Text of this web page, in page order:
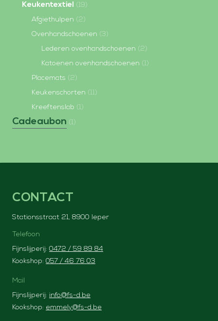
Keukentextiel
(19)
Afgiethulpen (2)
Ovenhandschoenen (3)
Lederen ovenhandschoenen (2)
Katoenen ovenhandschoenen (1)
Placemats (2)
Keukenschorten (11)
Kreeftenslab (1)
Cadeaubon (1)
CONTACT
Stationsstraat 21, 8900 Ieper
Telefoon
Fijnslijperij: 0472 / 59 89 84
Kookshop: 057 / 46 76 03
Mail
Fijnslijperij: info@fs-d.be
Kookshop: emmely@fs-d.be